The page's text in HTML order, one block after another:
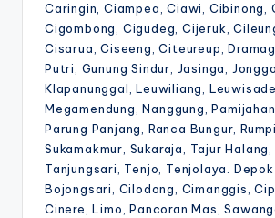
Caringin, Ciampea, Ciawi, Cibinong,
Cigombong, Cigudeg, Cijeruk,
Cisarua, Ciseeng, Citeureup,
Putri, Gunung Sindur, Jasinga,
Klapanunggal, Leuwiliang,
Megamendung, Nanggung,
Parung Panjang, Ranca Bungur,
Sukamakmur, Sukaraja, Tajur Halang,
Tanjungsari, Tenjo, Tenjolaya. Depok
Bojongsari, Cilodong, Cimanggis,
Cinere, Limo, Pancoran Mas,